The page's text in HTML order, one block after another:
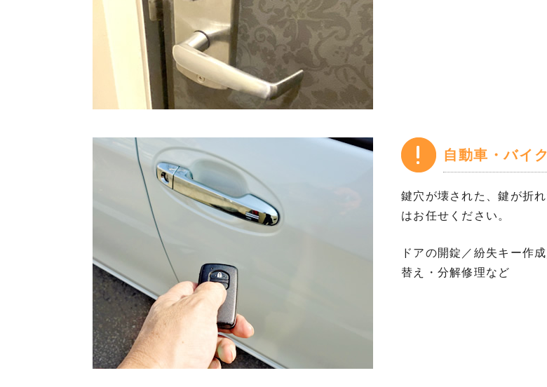
自動車・バイク
鍵穴が壊された、鍵が折
はお任せください。
ドアの開錠／紛失キー作
替え・分解修理など